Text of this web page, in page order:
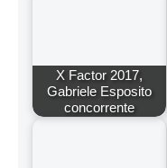
X Factor 2017,
Gabriele Esposito
concorrente